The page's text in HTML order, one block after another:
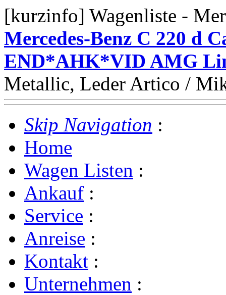
[kurzinfo] Wagenliste -
Mercedes-Benz C 220 d
END*AHK*VID AMG
Metallic, Leder Artico /
Skip Navigation :
Home
Wagen Listen :
Ankauf :
Service :
Anreise :
Kontakt :
Unternehmen :